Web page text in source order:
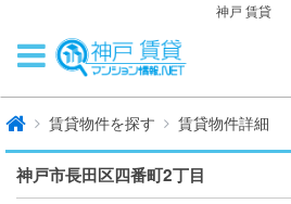
神戸 賃貸
賃貸物件を探す 賃貸物件詳細
神戸市長田区四番町2丁目